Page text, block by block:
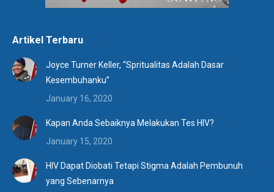
Artikel Terbaru
Joyce Turner Keller, “Spritualitas Adalah Dasar
Kesembuhanku”
January 16, 2020
Kapan Anda Sebaiknya Melakukan Tes HIV?
January 15, 2020
HIV Dapat Diobati Tetapi Stigma Adalah Pembunuh
yang Sebenarnya